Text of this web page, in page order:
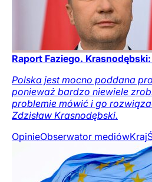
Raport Faziego.
Polska jest mocno poddana
ponieważ bardzo niewiele
problemie mówić i go
Zdzisław Krasnodębski.
OpinieObserwator mediówKraj